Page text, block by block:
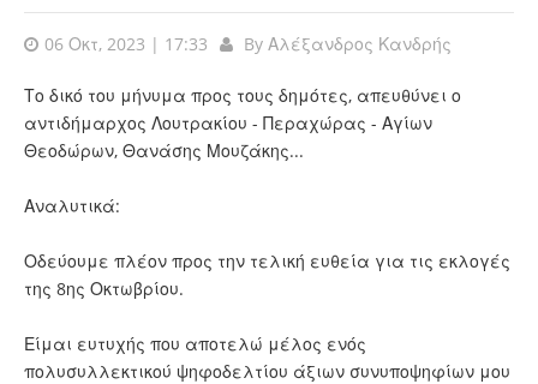
06 Οκτ, 2023 | 17:33 By Αλέξανδρος Κανδρής
Το δικό του μήνυμα προς τους δημότες, απευθύνει ο
αντιδήμαρχος Λουτρακίου - Περαχώρας - Αγίων
Θεοδώρων, Θανάσης Μουζάκης...
Αναλυτικά:
Οδεύουμε πλέον προς την τελική ευθεία για τις εκλογές
της 8ης Οκτωβρίου.
Είμαι ευτυχής που αποτελώ μέλος ενός
πολυσυλλεκτικού ψηφοδελτίου άξιων συνυποψηφίων μου